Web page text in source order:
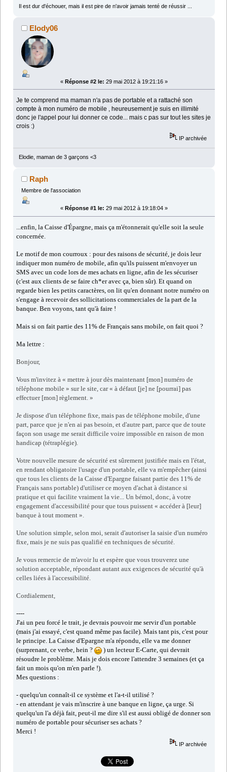
Il est dur d'échouer, mais il est pire de n'avoir jamais tenté de réussir ...
Elody06
« Réponse #2 le: 29 mai 2012 à 19:21:16 »
Je te comprend ma maman n'a pas de portable et a rattaché son
compte à mon numéro de mobile , heureusement je suis en illimité
donc je l'appel pour lui donner ce code... mais c pas sur tout les sites je
crois :)
IP archivée
Elodie, maman de 3 garçons <3
Raph
Membre de l'association
« Réponse #1 le: 29 mai 2012 à 19:18:04 »
...enfin, la Caisse d'Épargne, mais ça m'étonnerait qu'elle soit la seule
concernée.
Le motif de mon courroux : pour des raisons de sécurité, je dois leur
indiquer mon numéro de mobile, afin qu'ils puissent m'envoyer un
SMS avec un code lors de mes achats en ligne, afin de les sécuriser
(c'est aux clients de se faire ch*er avec ça, bien sûr). Et quand on
regarde bien les petits caractères, on lit qu'en donnant notre numéro on
s'engage à recevoir des sollicitations commerciales de la part de la
banque. Ben voyons, tant qu'à faire !
Mais si on fait partie des 11% de Français sans mobile, on fait quoi ?
Ma lettre :
Bonjour,
Vous m'invitez à « mettre à jour dès maintenant [mon] numéro de
téléphone mobile » sur le site, car « à défaut [je] ne [pourrai] pas
effectuer [mon] règlement. »
Je dispose d'un téléphone fixe, mais pas de téléphone mobile, d'une
part, parce que je n'en ai pas besoin, et d'autre part, parce que de toute
façon son usage me serait difficile voire impossible en raison de mon
handicap (tétraplégie).
Votre nouvelle mesure de sécurité est sûrement justifiée mais en l'état,
en rendant obligatoire l'usage d'un portable, elle va m'empêcher (ainsi
que tous les clients de la Caisse d'Epargne faisant partie des 11% de
Français sans portable) d'utiliser ce moyen d'achat à distance si
pratique et qui facilite vraiment la vie... Un bémol, donc, à votre
engagement d'accessibilité pour que tous puissent « accéder à [leur]
banque à tout moment ».
Une solution simple, selon moi, serait d'autoriser la saisie d'un numéro
fixe, mais je ne suis pas qualifié en techniques de sécurité.
Je vous remercie de m'avoir lu et espère que vous trouverez une
solution acceptable, répondant autant aux exigences de sécurité qu'à
celles liées à l'accessibilité.
Cordialement,
----
J'ai un peu forcé le trait, je devrais pouvoir me servir d'un portable
(mais j'ai essayé, c'est quand même pas facile). Mais tant pis, c'est pour
le principe. La Caisse d'Epargne m'a répondu, elle va me donner
(surprenant, ce verbe, hein ?
) un lecteur E-Carte, qui devrait
résoudre le problème. Mais je dois encore l'attendre 3 semaines (et ça
fait un mois qu'on m'en parle !).
Mes questions :
- quelqu'un connaît-il ce système et l'a-t-il utilisé ?
- en attendant je vais m'inscrire à une banque en ligne, ça urge. Si
quelqu'un l'a déjà fait, peut-il me dire s'il est aussi obligé de donner son
numéro de portable pour sécuriser ses achats ?
Merci !
IP archivée